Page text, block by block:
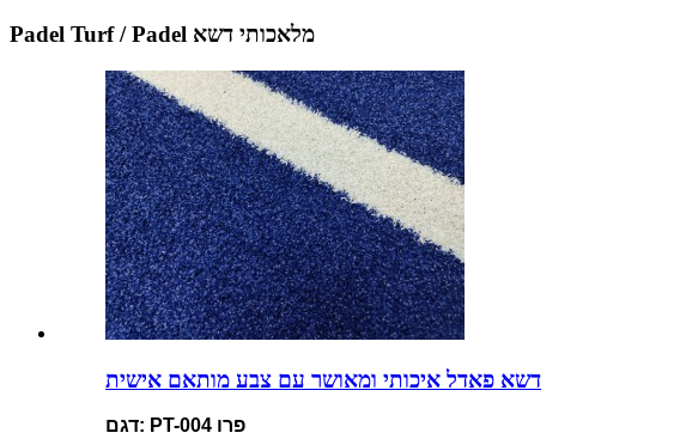
Padel Turf / Padel מלאכותי דשא
דשא פאדל איכותי ומאושר עם צבע מותאם אישית
דגם: PT-004 פרו